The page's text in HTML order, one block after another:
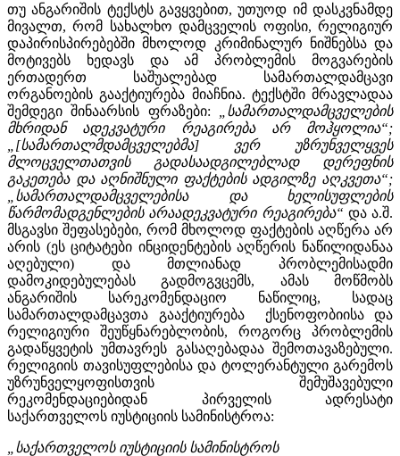
თუ ანგარიშის ტექსტს გავყვებით, უთუოდ იმ დასკვნამდე
მივალთ, რომ სახალხო დამცველის ოფისი, რელიგიურ
დაპირისპირებებში მხოლოდ კრიმინალურ ნიშნებსა და
მოტივებს ხედავს და ამ პრობლემის მოგვარების
ერთადერთ საშუალებად სამართალდამცავი
ორგანოების გააქტიურება მიაჩნია. ტექსტში მრავლადაა
შემდეგი შინაარსის ფრაზები:
სამართალდამცველების
მხრიდან ადეკვატური რეაგირება არ მოჰყოლია“;
„[სამართალმდამცველებმა] ვერ უზრუნველყვეს
მლოცველთათვის გადასაადგილებლად დერეფნის
გაკეთება და აღნიშნული ფაქტების ადგილზე აღკვეთა“;
სამართალდამცველებისა და
ხელისუფლების
წარმომადგენლების არაადეკვატური რეაგირება“ და ა.შ.
მსგავსი შეფასებები, რომ მხოლოდ ფაქტების აღწერა არ
არის (ეს ციტატები ინციდენტების აღწერის ნაწილიდანაა
აღებული) და მთლიანად პრობლემისადმი
დამოკიდებულებას გადმოგვცემს, ამას მოწმობს
ანგარიშის სარეკომენდაციო ნაწილიც, სადაც
სამართალდამცავთა გააქტიურება ქსენოფობიისა და
რელიგიური შეუწყნარებლობის, როგორც პრობლემის
გადაწყვეტის უმთავრეს გასაღებადაა შემოთავაზებული.
რელიგიის თავისუფლებისა და ტოლერანტული გარემოს
უზრუნველყოფისთვის შემუშავებული
რეკომენდაციებიდან პირველის ადრესატი
საქართველოს იუსტიციის სამინისტროა:
საქართველოს იუსტიციის სამინისტროს